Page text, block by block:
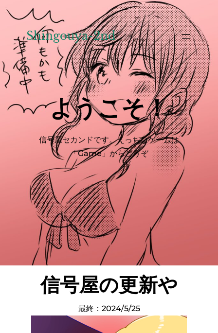
キ
ッ
プ
Shingouya-2nd
ようこそ！
信号屋セカンドです。えっちなゲームは
「Game」からどうぞ
信号屋の更新や
最終：2024/5/25